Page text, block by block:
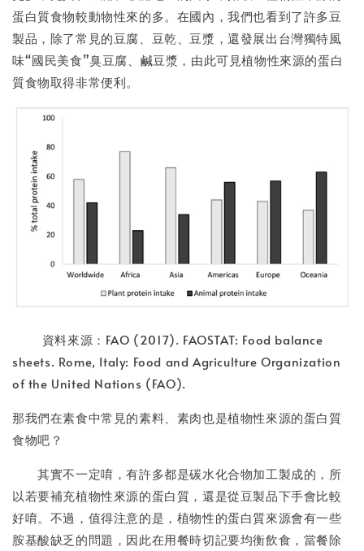
蛋白質食物較動物性來的多。在國內，我們也看到了許多豆
製品，除了常見的豆腐、豆乾、豆漿，還發展出台灣獨特風
味“國民美食”臭豆腐、鹹豆漿，由此可見植物性來源的蛋白
質食物取得非常便利。
資料來源：FAO (2017). FAOSTAT: Food balance
sheets. Rome, Italy: Food and Agriculture Organization
of the United Nations (FAO).
那我們在素食中常見的素料、素肉也是植物性來源的蛋白質
食物吧？
其實不一定唷，有許多都是碳水化合物加工製成的，所
以若要補充植物性來源的蛋白質，還是從豆製品下手會比較
好唷。不過，值得注意的是，植物性的蛋白質來源會有一些
胺基酸缺乏的問題，因此在用餐時切記要均衡飲食，當餐除